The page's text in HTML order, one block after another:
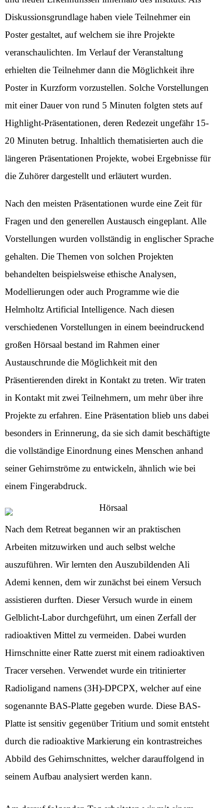
Diskussionsgrundlage haben viele Teilnehmer ein
Poster gestaltet, auf welchem sie ihre Projekte
veranschaulichten. Im Verlauf der Veranstaltung
erhielten die Teilnehmer dann die Möglichkeit ihre
Poster in Kurzform vorzustellen. Solche Vorstellungen
mit einer Dauer von rund 5 Minuten folgten stets auf
Highlight-Präsentationen, deren Redezeit ungefähr 15-
20 Minuten betrug. Inhaltlich thematisierten auch die
längeren Präsentationen Projekte, wobei Ergebnisse für
die Zuhörer dargestellt und erläutert wurden.
Nach den meisten Präsentationen wurde eine Zeit für
Fragen und den generellen Austausch eingeplant. Alle
Vorstellungen wurden vollständig in englischer Sprache
gehalten. Die Themen von solchen Projekten
behandelten beispielsweise ethische Analysen,
Modellierungen oder auch Programme wie die
Helmholtz Artificial Intelligence. Nach diesen
verschiedenen Vorstellungen in einem beeindruckend
großen Hörsaal bestand im Rahmen einer
Austauschrunde die Möglichkeit mit den
Präsentierenden direkt in Kontakt zu treten. Wir traten
in Kontakt mit zwei Teilnehmern, um mehr über ihre
Projekte zu erfahren. Eine Präsentation blieb uns dabei
besonders in Erinnerung, da sie sich damit beschäftigte
die vollständige Einordnung eines Menschen anhand
seiner Gehirnströme zu entwickeln, ähnlich wie bei
einem Fingerabdruck.
Nach dem Retreat begannen wir an praktischen
Arbeiten mitzuwirken und auch selbst welche
auszuführen. Wir lernten den Auszubildenden Ali
Ademi kennen, dem wir zunächst bei einem Versuch
assistieren durften. Dieser Versuch wurde in einem
Gelblicht-Labor durchgeführt, um einen Zerfall der
radioaktiven Mittel zu vermeiden. Dabei wurden
Hirnschnitte einer Ratte zuerst mit einem radioaktiven
Tracer versehen. Verwendet wurde ein tritinierter
Radioligand namens (3H)-DPCPX, welcher auf eine
sogenannte BAS-Platte gegeben wurde. Diese BAS-
Platte ist sensitiv gegenüber Tritium und somit entsteht
durch die radioaktive Markierung ein kontrastreiches
Abbild des Gehirnschnittes, welcher darauffolgend in
seinem Aufbau analysiert werden kann.